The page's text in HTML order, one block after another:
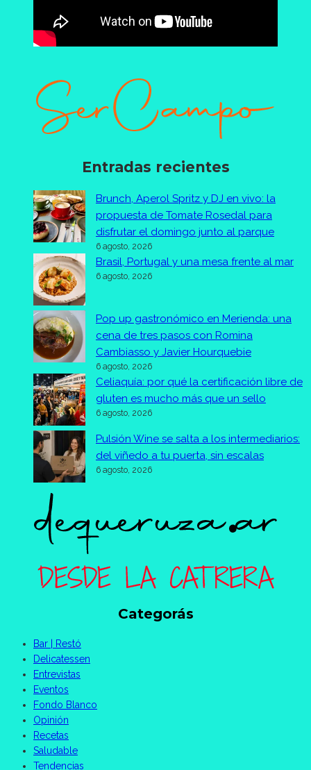
Entradas recientes
Brunch, Aperol Spritz y DJ en vivo: la
propuesta de Tomate Rosedal para
disfrutar el domingo junto al parque
6 agosto, 2026
Brasil, Portugal y una mesa frente al mar
6 agosto, 2026
Pop up gastronómico en Merienda: una
cena de tres pasos con Romina
Cambiasso y Javier Hourquebie
6 agosto, 2026
Celiaquía: por qué la certificación libre de
gluten es mucho más que un sello
6 agosto, 2026
Pulsión Wine se salta a los intermediarios:
del viñedo a tu puerta, sin escalas
6 agosto, 2026
Categorás
Bar | Restó
Delicatessen
Entrevistas
Eventos
Fondo Blanco
Opinión
Recetas
Saludable
Tendencias